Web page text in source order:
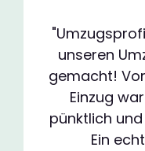
unseren
gemacht!
Einzug
pünktlich
Ein